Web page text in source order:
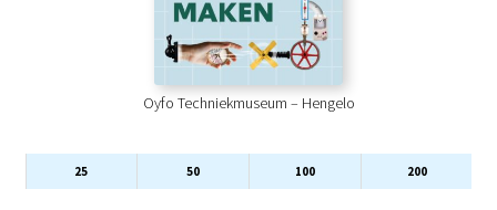
Oyfo Techniekmuseum – Hengelo
25 50 100 200